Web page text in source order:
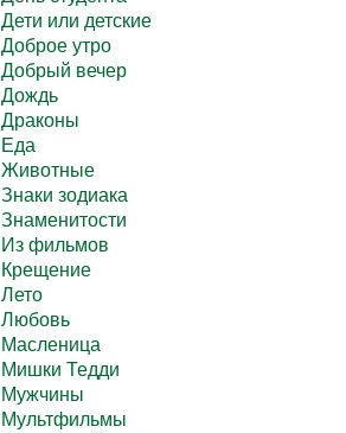
Дети или детские
Доброе утро
Добрый вечер
Дождь
Драконы
Еда
Животные
Знаки зодиака
Знаменитости
Из фильмов
Крещение
Лето
Любовь
Масленица
Мишки Тедди
Мужчины
Мультфильмы